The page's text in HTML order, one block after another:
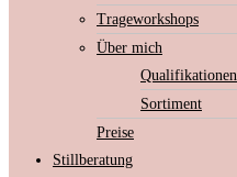
Trageworkshops
Über mich
Qualifikationen
Sortiment
Preise
Stillberatung